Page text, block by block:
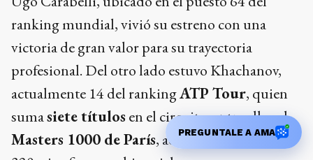
ranking mundial, vivió su estreno con una
victoria de gran valor para su trayectoria
profesional. Del otro lado estuvo Khachanov,
actualmente 14 del rankingATP Tour, quien
sumasiete títulos en el circuito, entre ellos el
Masters 1000 de París, además de acumular
PREGUNTALE A AMA